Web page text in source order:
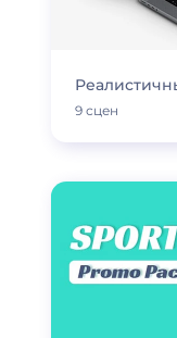
9 сцен